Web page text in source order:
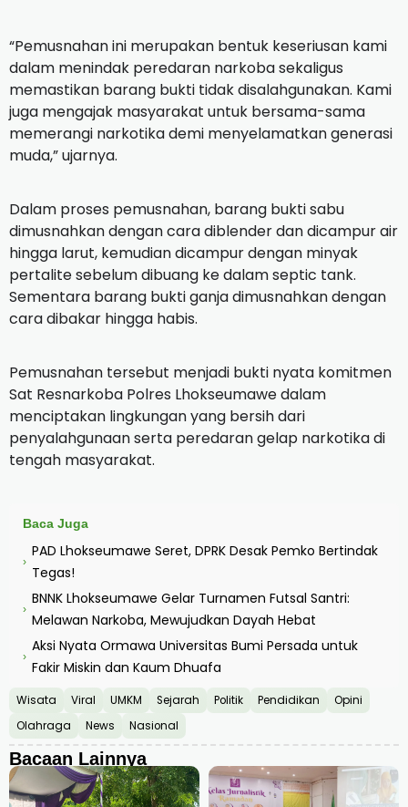
“Pemusnahan ini merupakan bentuk keseriusan kami
dalam menindak peredaran narkoba sekaligus
memastikan barang bukti tidak disalahgunakan. Kami
juga mengajak masyarakat untuk bersama-sama
memerangi narkotika demi menyelamatkan generasi
muda,” ujarnya.
Dalam proses pemusnahan, barang bukti sabu
dimusnahkan dengan cara diblender dan dicampur air
hingga larut, kemudian dicampur dengan minyak
pertalite sebelum dibuang ke dalam septic tank.
Sementara barang bukti ganja dimusnahkan dengan
cara dibakar hingga habis.
Pemusnahan tersebut menjadi bukti nyata komitmen
Sat Resnarkoba Polres Lhokseumawe dalam
menciptakan lingkungan yang bersih dari
penyalahgunaan serta peredaran gelap narkotika di
tengah masyarakat.
Baca Juga
›
PAD Lhokseumawe Seret, DPRK Desak Pemko Bertindak
Tegas!
›
BNNK Lhokseumawe Gelar Turnamen Futsal Santri:
Melawan Narkoba, Mewujudkan Dayah Hebat
›
Aksi Nyata Ormawa Universitas Bumi Persada untuk
Fakir Miskin dan Kaum Dhuafa
Wisata Viral UMKM Sejarah Politik Pendidikan
Opini
Olahraga
News Nasional
Bacaan Lainnya